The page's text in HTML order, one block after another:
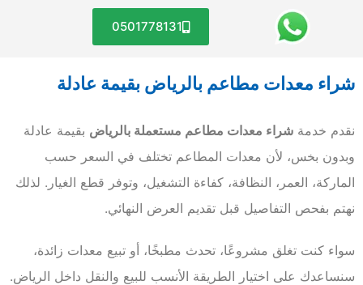
0501778131
شراء معدات مطاعم بالرياض بقيمة عادلة
نقدم خدمة شراء معدات مطاعم مستعملة بالرياض بقيمة عادلة
وبدون بخس، لأن معدات المطاعم تختلف في السعر حسب
الماركة، العمر، النظافة، كفاءة التشغيل، وتوفر قطع الغيار. لذلك
نهتم بفحص التفاصيل قبل تقديم العرض النهائي.
سواء كنت تغلق مشروعًا، تحدث مطبخًا، أو تبيع معدات زائدة،
سنساعدك على اختيار الطريقة الأنسب للبيع والنقل داخل الرياض.